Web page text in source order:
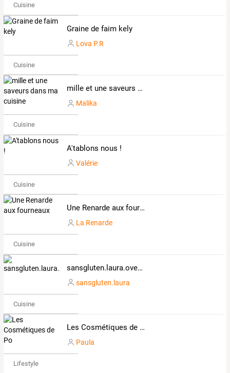
Cuisine
Graine de faim kely
Lova P.R
Cuisine
mille et une saveurs dans ma cuisine
Malika
Cuisine
A'tablons nous !
Valérie
Cuisine
Une Renarde aux fourneaux
La Renarde
Cuisine
sansgluten.laura.overblog.com
sansgluten.laura
Cuisine
Les Cosmétiques de Po
Paula
Lifestyle